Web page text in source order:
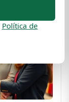
Política de